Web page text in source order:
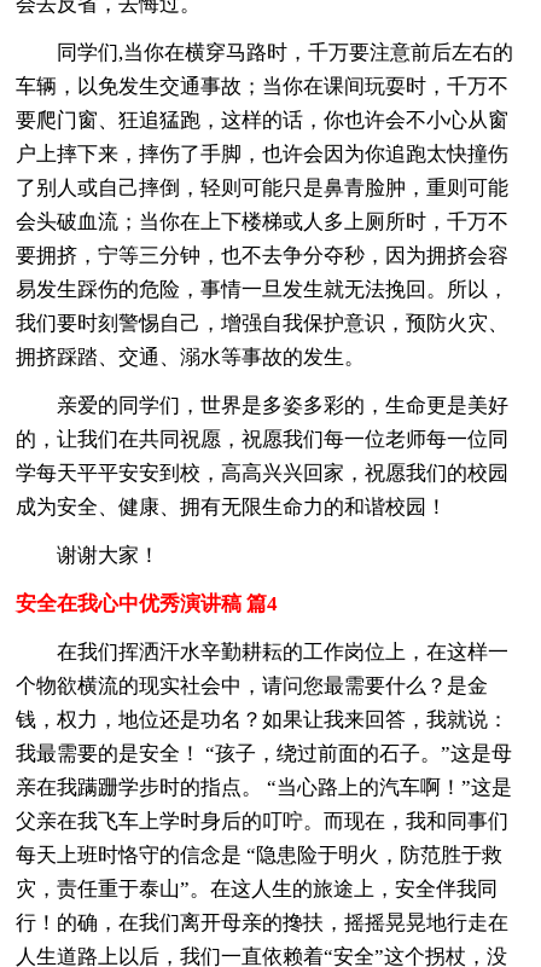
同学们,当你在横穿马路时，千万要注意前后左右的
车辆，以免发生交通事故；当你在课间玩耍时，千万不
要爬门窗、狂追猛跑，这样的话，你也许会不小心从窗
户上摔下来，摔伤了手脚，也许会因为你追跑太快撞伤
了别人或自己摔倒，轻则可能只是鼻青脸肿，重则可能
会头破血流；当你在上下楼梯或人多上厕所时，千万不
要拥挤，宁等三分钟，也不去争分夺秒，因为拥挤会容
易发生踩伤的危险，事情一旦发生就无法挽回。所以，
我们要时刻警惕自己，增强自我保护意识，预防火灾、
拥挤踩踏、交通、溺水等事故的发生。
亲爱的同学们，世界是多姿多彩的，生命更是美好
的，让我们在共同祝愿，祝愿我们每一位老师每一位同
学每天平平安安到校，高高兴兴回家，祝愿我们的校园
成为安全、健康、拥有无限生命力的和谐校园！
谢谢大家！
安全在我心中优秀演讲稿 篇4
在我们挥洒汗水辛勤耕耘的工作岗位上，在这样一
个物欲横流的现实社会中，请问您最需要什么？是金
钱，权力，地位还是功名？如果让我来回答，我就说：
我最需要的是安全！ “孩子，绕过前面的石子。”这是母
亲在我蹒跚学步时的指点。 “当心路上的汽车啊！”这是
父亲在我飞车上学时身后的叮咛。而现在，我和同事们
每天上班时恪守的信念是 “隐患险于明火，防范胜于救
灾，责任重于泰山”。在这人生的旅途上，安全伴我同
行！的确，在我们离开母亲的搀扶，摇摇晃晃地行走在
人生道路上以后，我们一直依赖着“安全”这个拐杖，没